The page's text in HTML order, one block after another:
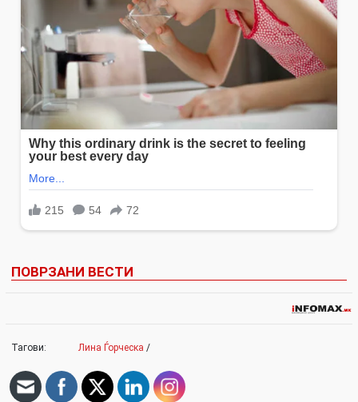
ПОВРЗАНИ ВЕСТИ
Тагови: Лина Ѓорческа /